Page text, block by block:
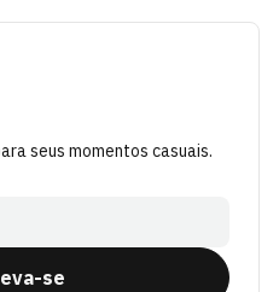
seus momentos casuais.
se